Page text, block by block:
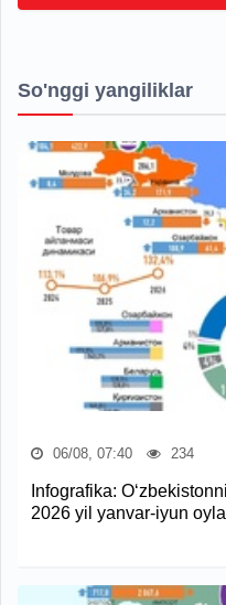
So'nggi yangiliklar
06/08, 07:40 234
Infografika:
2026 yil yanvar-iyun